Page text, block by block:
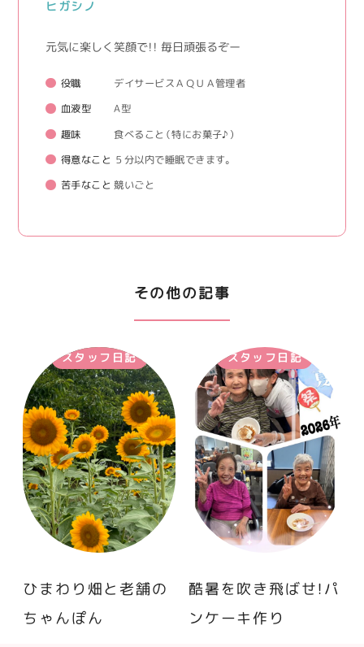
ヒガシノ
元気に楽しく笑顔で！！ 毎日頑張るぞー
役職 デイサービスＡＱＵＡ管理者
血液型 A型
趣味 食べること（特にお菓子♪）
得意なこと ５分以内で睡眠できます。
苦手なこと 競いごと
その他の記事
スタッフ日記
ひまわり畑と老舗の
ちゃんぽん
スタッフ日記
酷暑を吹き飛ばせ！パ
ンケーキ作り